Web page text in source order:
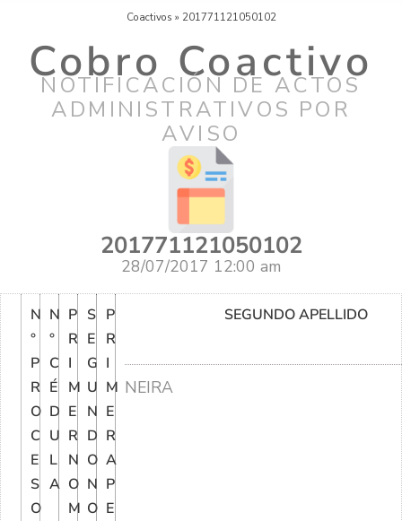
Coactivos » 201771121050102
Cobro Coactivo
NOTIFICACIÓN DE ACTOS
ADMINISTRATIVOS POR
AVISO
201771121050102
28/07/2017 12:00 am
N
°
P
R
O
C
E
S
O
N
°
C
É
D
U
L
A
P
R
I
M
E
R
N
O
M
S
E
G
U
N
D
O
N
O
P
R
I
M
E
R
A
P
E
SEGUNDO APELLIDO
NEIRA